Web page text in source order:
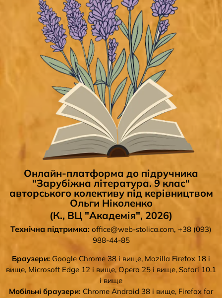
Онлайн-платформа до підручника
"Зарубіжна література. 9 клас"
авторського колективу під керівництвом
Ольги Ніколенко
(К., ВЦ "Академія", 2026)
Технічна підтримка: office@web-stolica.com, +38 (093)
988-44-85
Браузери: Google Chrome 38 і вище, Mozilla Firefox 18 і
вище, Microsoft Edge 12 і вище, Opera 25 і вище, Safari 10.1
і вище
Мобільні браузери: Chrome Android 38 і вище, Firefox for